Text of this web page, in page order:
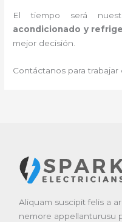
El tiempo será
acondicionado y
mejor decisión.
Contáctanos para
Aliquam suscipit felis a
nemore appellanturusu